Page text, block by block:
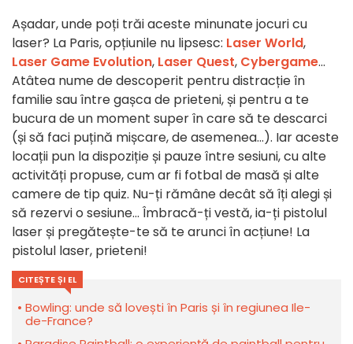
Așadar, unde poți trăi aceste minunate jocuri cu
laser? La Paris, opțiunile nu lipsesc: Laser World,
Laser Game Evolution, Laser Quest, Cybergame...
Atâtea nume de descoperit pentru distracție în
familie sau între gașca de prieteni, și pentru a te
bucura de un moment super în care să te descarci
(și să faci puțină mișcare, de asemenea...). Iar aceste
locații pun la dispoziție și pauze între sesiuni, cu alte
activități propuse, cum ar fi fotbal de masă și alte
camere de tip quiz. Nu-ți rămâne decât să îți alegi și
să rezervi o sesiune... Îmbracă-ți vestă, ia-ți pistolul
laser și pregătește-te să te arunci în acțiune! La
pistolul laser, prieteni!
CITEȘTE ȘI EL
Bowling: unde să lovești în Paris și în regiunea Ile-
de-France?